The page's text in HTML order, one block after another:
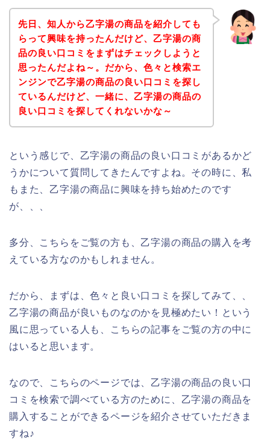
先日、知人から乙字湯の商品を紹介しても
らって興味を持ったんだけど、乙字湯の商
品の良い口コミをまずはチェックしようと
思ったんだよね～。だから、色々と検索エ
ンジンで乙字湯の商品の良い口コミを探し
ているんだけど、一緒に、乙字湯の商品の
良い口コミを探してくれないかな～
という感じで、乙字湯の商品の良い口コミがあるかど
うかについて質問してきたんですよね。その時に、私
もまた、乙字湯の商品に興味を持ち始めたのです
が、、、
多分、こちらをご覧の方も、乙字湯の商品の購入を考
えている方なのかもしれません。
だから、まずは、色々と良い口コミを探してみて、、
乙字湯の商品が良いものなのかを見極めたい！という
風に思っている人も、こちらの記事をご覧の方の中に
はいると思います。
なので、こちらのページでは、乙字湯の商品の良い口
コミを検索で調べている方のために、乙字湯の商品を
購入することができるページを紹介させていただきま
すね♪